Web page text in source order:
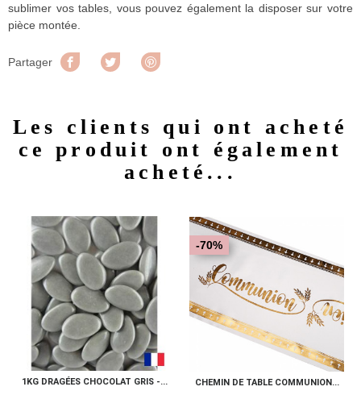
sublimer vos tables, vous pouvez également la disposer sur votre
pièce montée.
Partager Partager Tweet
Les clients qui ont acheté
ce produit ont également
acheté...
1KG DRAGÉES CHOCOLAT GRIS -... CHEMIN DE TABLE COMMUNION...
-70%